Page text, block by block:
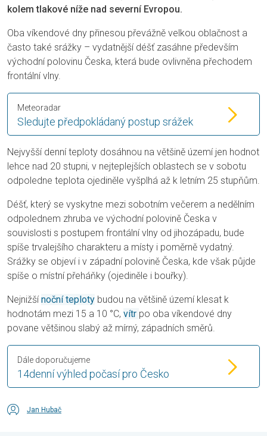
kolem tlakové níže nad severní Evropou.
Oba víkendové dny přinesou převážně velkou oblačnost a
často také srážky – vydatnější déšť zasáhne především
východní polovinu Česka, která bude ovlivněna přechodem
frontální vlny.
Sledujte předpokládaný postup srážek
Meteoradar
Nejvyšší denní teploty dosáhnou na většině území jen hodnot
lehce nad 20 stupni, v nejteplejších oblastech se v sobotu
odpoledne teplota ojediněle vyšplhá až k letním 25 stupňům.
Déšť, který se vyskytne mezi sobotním večerem a nedělním
odpolednem zhruba ve východní polovině Česka v
souvislosti s postupem frontální vlny od jihozápadu, bude
spíše trvalejšího charakteru a místy i poměrně vydatný.
Srážky se objeví i v západní polovině Česka, kde však půjde
spíše o místní přeháňky (ojediněle i bouřky).
Nejnižšínoční teploty budou na většině území klesat k
hodnotám mezi 15 a 10 °C, vítr po oba víkendové dny
povane většinou slabý až mírný, západních směrů.
14denní výhled počasí pro Česko
Dále doporučujeme
Jan Hubač